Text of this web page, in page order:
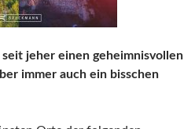
jeher einen geheimnisvollen
immer auch ein bisschen